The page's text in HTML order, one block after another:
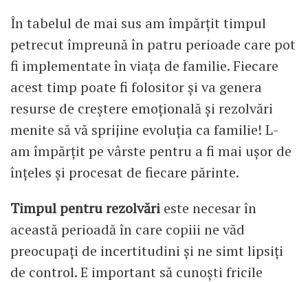
În tabelul de mai sus am împărțit timpul
petrecut împreună în patru perioade care pot
fi implementate în viața de familie. Fiecare
acest timp poate fi folositor și va genera
resurse de creștere emoțională și rezolvări
menite să vă sprijine evoluția ca familie! L-
am împărțit pe vârste pentru a fi mai ușor de
înțeles și procesat de fiecare părinte.
Timpul pentru rezolvări este necesar în
această perioadă în care copiii ne văd
preocupați de incertitudini și ne simt lipsiți
de control. E important să cunoști fricile